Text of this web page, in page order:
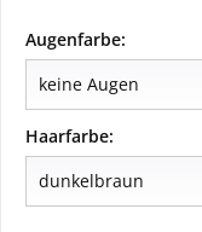
Augenfarbe:
Haarfarbe: